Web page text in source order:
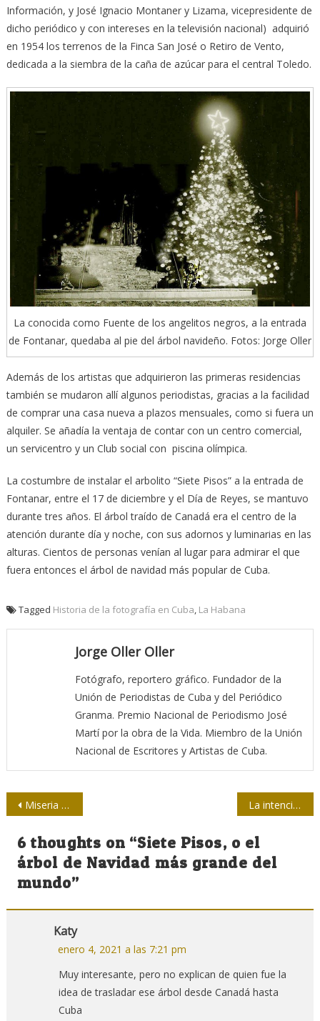
Información, y José Ignacio Montaner y Lizama, vicepresidente de
dicho periódico y con intereses en la televisión nacional) adquirió
en 1954 los terrenos de la Finca San José o Retiro de Vento,
dedicada a la siembra de la caña de azúcar para el central Toledo.
La conocida como Fuente de los angelitos negros, a la entrada
de Fontanar, quedaba al pie del árbol navideño. Fotos: Jorge Oller
Además de los artistas que adquirieron las primeras residencias
también se mudaron allí algunos periodistas, gracias a la facilidad
de comprar una casa nueva a plazos mensuales, como si fuera un
alquiler. Se añadía la ventaja de contar con un centro comercial,
un servicentro y un Club social con piscina olímpica.
La costumbre de instalar el arbolito “Siete Pisos” a la entrada de
Fontanar, entre el 17 de diciembre y el Día de Reyes, se mantuvo
durante tres años. El árbol traído de Canadá era el centro de la
atención durante día y noche, con sus adornos y luminarias en las
alturas. Cientos de personas venían al lugar para admirar el que
fuera entonces el árbol de navidad más popular de Cuba.
Tagged Historia de la fotografía en Cuba, La Habana
Jorge Oller Oller
Fotógrafo, reportero gráfico. Fundador de la
Unión de Periodistas de Cuba y del Periódico
Granma. Premio Nacional de Periodismo José
Martí por la obra de la Vida. Miembro de la Unión
Nacional de Escritores y Artistas de Cuba.
Navegación
de
entradas
Miseria moral del “periodismo independiente” La intención de las embestidas contra la prensa cubana es presentarla como mediocre e incapacitada
6 thoughts on “Siete Pisos, o el
árbol de Navidad más grande del
mundo”
Katy
enero 4, 2021 a las 7:21 pm
Muy interesante, pero no explican de quien fue la
idea de trasladar ese árbol desde Canadá hasta
Cuba